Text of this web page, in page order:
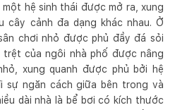
hệ sinh thái được mở ra, xung
cây cảnh đa dạng khác nhau. Ở
chơi nhỏ được phủ đầy đá sỏi
của ngôi nhà phố được nâng
xung quanh được phủ bởi hệ
sự ngăn cách giữa bên trong và
dài nhà là bể bơi có kích thước